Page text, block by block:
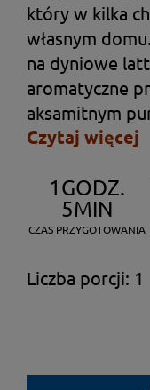
który w kilka
własnym
na dyniowe
aromatyczne
aksamitnym
Czytaj więcej
1GODZ.
5MIN
CZAS PRZYGOTOWANIA
Liczba porcji: 1